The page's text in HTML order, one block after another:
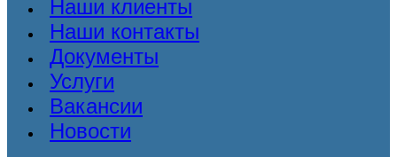
Наши клиенты
Наши контакты
Документы
Услуги
Вакансии
Новости